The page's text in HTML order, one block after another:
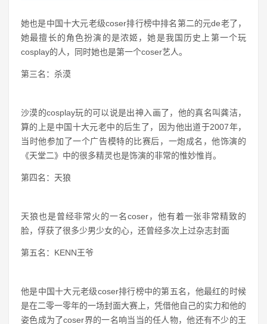
她也是中国十大元老级coser排行榜中排名第二的元de老了，
她最擅长的角色扮演的是浓姬，她是我国历史上第一个玩
cosplay的人，同时她也是第一个coser艺人。
第三名：杀漠
沙漠的cosplay玩的可以说是出神入画了，他的真名叫龚洁，
《天堂二》中的很多精灵也是饰演的非常的惟妙惟肖。
第四名：天狼